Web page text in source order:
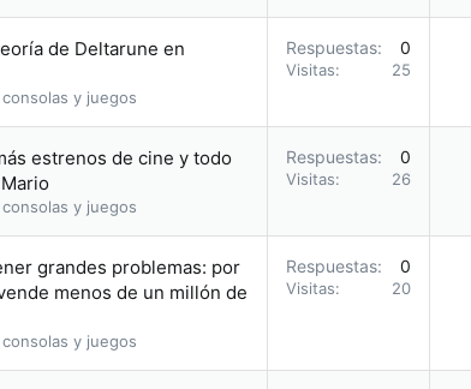
de Deltarune en
y juegos
Respuestas 0
Visitas 25
estrenos de cine y todo
y juegos
Respuestas 0
Visitas 26
grandes problemas: por
menos de un millón de
y juegos
Respuestas 0
Visitas 20